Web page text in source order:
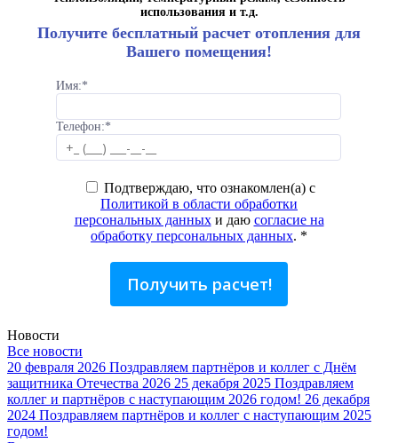
использования и т.д.
Получите бесплатный расчет отопления для
Вашего помещения!
Имя:*
Телефон:*
Подтверждаю, что ознакомлен(а) с
Политикой в области обработки
персональных данныхи даю согласие на
обработку персональных данных. *
Получить расчет!
Новости
Все новости
20 февраля 2026 Поздравляем партнёров и коллег с Днём
защитника Отечества 2026 25 декабря 2025 Поздравляем
коллег и партнёров с наступающим 2026 годом! 26 декабря
2024 Поздравляем партнёров и коллег с наступающим 2025
годом!